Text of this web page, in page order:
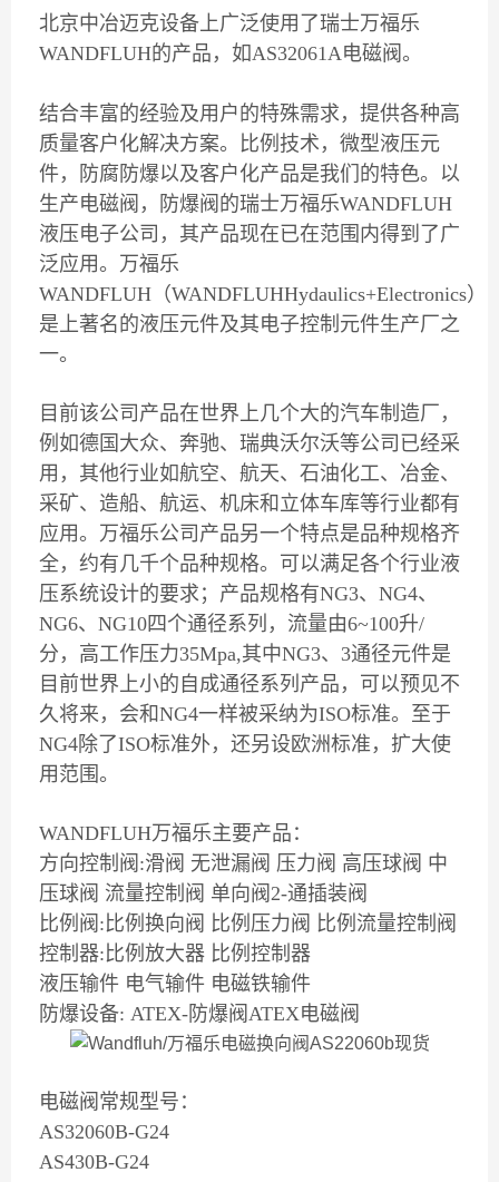
北京中冶迈克设备上广泛使用了瑞士万福乐
WANDFLUH的产品，如AS32061A电磁阀。
结合丰富的经验及用户的特殊需求，提供各种高
质量客户化解决方案。比例技术，微型液压元
件，防腐防爆以及客户化产品是我们的特色。以
生产电磁阀，防爆阀的瑞士万福乐WANDFLUH
液压电子公司，其产品现在已在范围内得到了广
泛应用。万福乐
WANDFLUH（WANDFLUHHydaulics+Electronics）
是上著名的液压元件及其电子控制元件生产厂之
一。
目前该公司产品在世界上几个大的汽车制造厂，
例如德国大众、奔驰、瑞典沃尔沃等公司已经采
用，其他行业如航空、航天、石油化工、冶金、
采矿、造船、航运、机床和立体车库等行业都有
应用。万福乐公司产品另一个特点是品种规格齐
全，约有几千个品种规格。可以满足各个行业液
压系统设计的要求；产品规格有NG3、NG4、
NG6、NG10四个通径系列，流量由6~100升/
分，高工作压力35Mpa,其中NG3、3通径元件是
目前世界上小的自成通径系列产品，可以预见不
久将来，会和NG4一样被采纳为ISO标准。至于
NG4除了ISO标准外，还另设欧洲标准，扩大使
用范围。
WANDFLUH万福乐主要产品：
方向控制阀:滑阀 无泄漏阀 压力阀 高压球阀 中
压球阀 流量控制阀 单向阀2-通插装阀
比例阀:比例换向阀 比例压力阀 比例流量控制阀
控制器:比例放大器 比例控制器
液压输件 电气输件 电磁铁输件
防爆设备: ATEX-防爆阀ATEX电磁阀
电磁阀常规型号：
AS32060B-G24
AS430B-G24